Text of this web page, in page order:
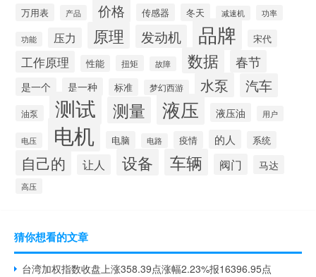
万用表 产品 价格 传感器 冬天 减速机 功率
功能 压力 原理 发动机 品牌 宋代
工作原理 性能 扭矩 故障 数据 春节
是一个 是一种 标准 梦幻西游 水泵 汽车
油泵 测试 测量 液压 液压油 用户
电压 电机 电脑 电路 疫情 的人 系统
自己的 让人 设备 车辆 阀门 马达
高压
猜你想看的文章
台湾加权指数收盘上涨358.39点涨幅2.23%报16396.95点